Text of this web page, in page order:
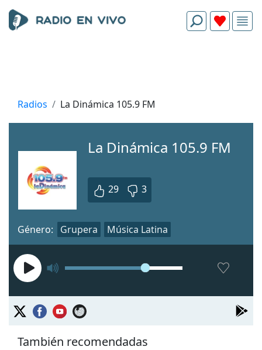
Radios La Dinámica 105.9 FM
La Dinámica 105.9 FM
29 3
Género: Grupera Música Latina
También recomendadas